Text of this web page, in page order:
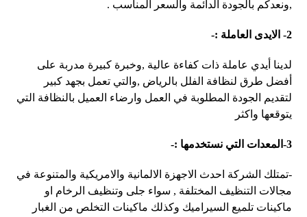
,ونعدكم بالجودة الدائمة والسعر المناسب .
2- الايدى العاملة :-
لدينا أيدي عاملة ذات كفاءة عالية ,وخبرة كبيرة مدربة على
أفضل طرق لنظافة الفلل بالرياض ,والتي تعمل بجهد كبير
لتقديم الجودة المطلوبة في العمل وارضاء العميل بالنظافة التي
يتوقعها واكثر
3-المعدات التي نستخدمها :-
-تمتلك الشركة احدث الاجهزة الالمانية والامريكية والمتنوعة في
مجالات التنظيف المختلفة , سواء جلى وتنظيف الرخام او
ماكينات تلميع السيراميك وكذلك ماكينات التخلص من الغبار